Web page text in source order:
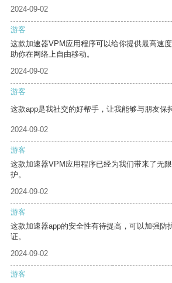
2024-09-02
游客
这款加速器VPM应用程序可以给你提供最高速
助你在网络上自由移动。
2024-09-02
游客
这款app是我社交的好帮手，让我能够与朋友保
2024-09-02
游客
这款加速器VPM应用程序已经为我们带来了无
护。
2024-09-02
游客
这款加速器app的安全性有待提高，可以加强防
证。
2024-09-02
游客